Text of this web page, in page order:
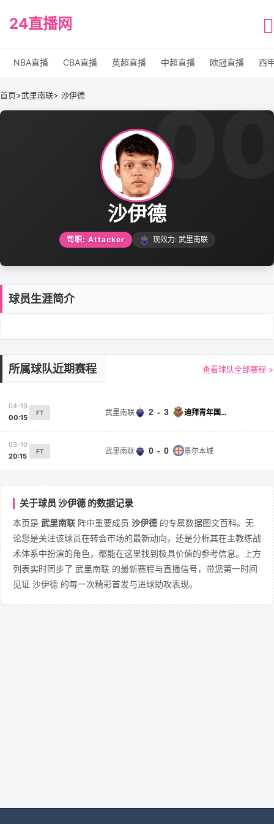
24直播网
NBA直播 CBA直播 英超直播 中超直播 欧冠直播 西
首页>武里南联> 沙伊德
沙伊德
司职: Attacker 现效力: 武里南联
球员生涯简介
所属球队近期赛程 查看球队全部赛程 >
04-19
00:15
FT 武里南联 2 - 3 迪拜青年国民
03-10
20:15
FT 武里南联 0 - 0 墨尔本城
关于球员 沙伊德 的数据记录
本页是 武里南联 阵中重要成员 沙伊德 的专属数据图文百科。无
论您是关注该球员在转会市场的最新动向，还是分析其在主教练战
术体系中扮演的角色，都能在这里找到极具价值的参考信息。上方
列表实时同步了 武里南联 的最新赛程与直播信号，带您第一时间
见证 沙伊德 的每一次精彩首发与进球助攻表现。